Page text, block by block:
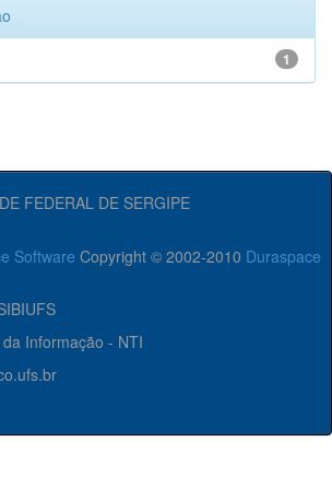
1
FEDERAL DE SERGIPE
Software Copyright © 2002-2010 Duraspace
Informação - NTI